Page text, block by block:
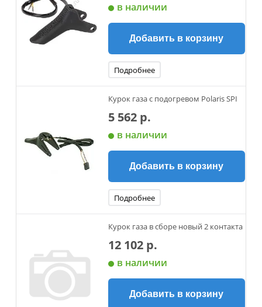
в наличии
Добавить в корзину
Подробнее
Курок газа с подогревом Polaris SPI
5 562 р.
в наличии
Добавить в корзину
Подробнее
Курок газа в сборе новый 2 контакта
12 102 р.
в наличии
Добавить в корзину